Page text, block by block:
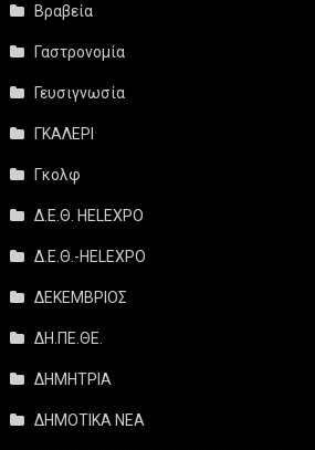
Βραβεία
Γαστρονομία
Γευσιγνωσία
ΓΚΑΛΕΡΙ
Γκολφ
Δ.Ε.Θ. HELEXPO
Δ.Ε.Θ.-HELEXPO
ΔΕΚΕΜΒΡΙΟΣ
ΔΗ.ΠΕ.ΘΕ.
ΔΗΜΗΤΡΙΑ
ΔΗΜΟΤΙΚΑ ΝΕΑ